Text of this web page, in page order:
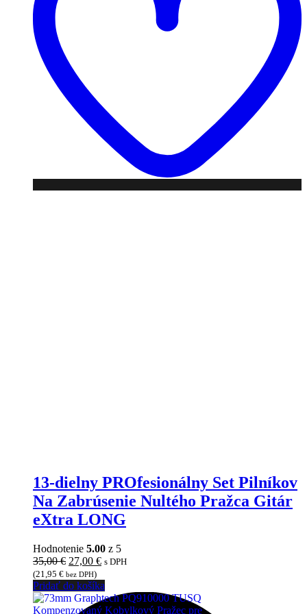
13-dielny PROfesionálny Set Pilníkov
Na Zabrúsenie Nultého Pražca Gitár
eXtra LONG
Hodnotenie 5.00 z 5
35,00€ Pôvodná
cena
bola:
35,00 €.
27,00 €Aktuálna
je:
27,00 €.
s DPH
(21,95 € bez DPH)
Pridať do košíka